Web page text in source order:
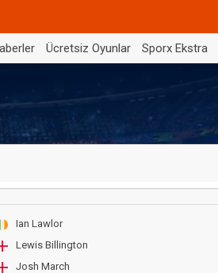
Ücretsiz Oyunlar Sporx Ekstra
Ian Lawlor
Lewis Billington
Josh March